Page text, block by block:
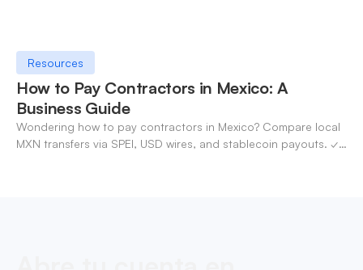
Resources
How to Pay Contractors in Mexico: A
Business Guide
Wondering how to pay contractors in Mexico? Compare local
MXN transfers via SPEI, USD wires, and stablecoin payouts. ✓